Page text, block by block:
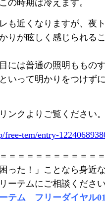
の時期は冷えます。
も近くなりますが、夜
りが眩しく感じられる
には普通の照明ももの
いって明かりをつけず
ンクよりご覧ください
free-tem/entry-
＝＝＝＝＝＝＝＝＝＝
った！」ことなら身近
ーテムにご相談くださ
テム フリーダイヤル